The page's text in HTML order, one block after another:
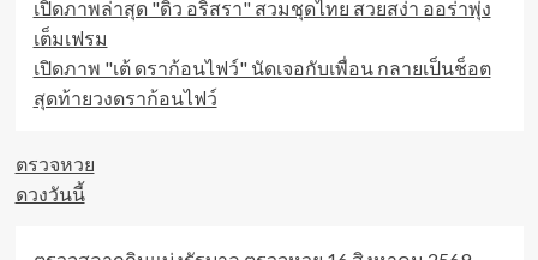
เปิดภาพล่าสุด "ดิว อริสรา" สวมชุดไทย สวยสง่า ออร่าพุ่ง
เต็มเฟรม
เปิดภาพ "เต้ ดราก้อนไฟว์" นัดเจอกับเพื่อน กลายเป็นช็อต
สุดท้ายวงดราก้อนไฟว์
ตรวจหวย
ดวงวันนี้